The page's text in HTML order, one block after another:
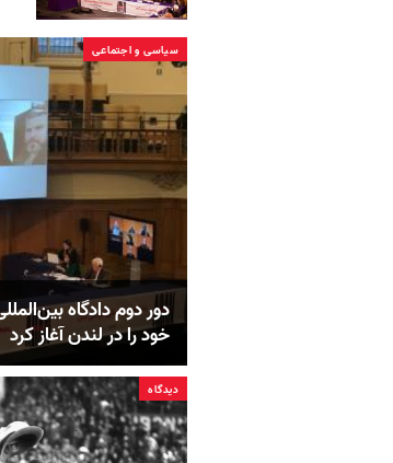
سیاسی و اجتماعی
دور دوم دادگاه
خود را در لندن آغاز کرد
دیدگاه